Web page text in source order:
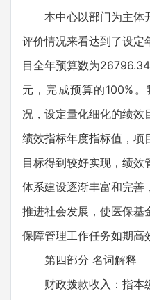
本中心以部门为主体
评价情况来看达到了设定
目全年预算数为
元，完成预算的100%
况，设定量化细化的绩效
绩效指标年度指标值，项
目标得到较好实现，绩
体系建设逐渐丰富和完善
推进社会发展，使医保基
保障管理工作任务如期高
第四部分 名词解释
财政拨款收入：指本